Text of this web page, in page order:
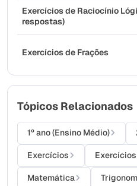
Exercícios de Raciocínio
respostas)
Exercícios de Frações
Tópicos Relacionados
1º ano (Ensino Médio)
Exercícios
Matemática